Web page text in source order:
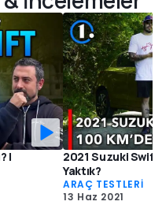
|
2021 Suzuki Swift
Yaktık?
ARAÇ TESTLERİ
13 Haz 2021